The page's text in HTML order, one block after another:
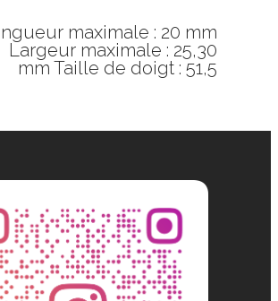
maximale : 20 mm
Largeur maximale : 25,30
mm Taille de doigt : 51,5